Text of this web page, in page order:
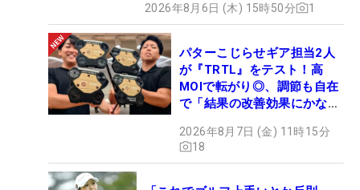
2026年8月6日 (木) 15時50分 1
パターこじらせギア担当2人
が『TRTL』をテスト！高
MOIで転がり◎、調節も自在
で「結果の改善効果にかなり
2026年8月7日 (金) 11時15分
18